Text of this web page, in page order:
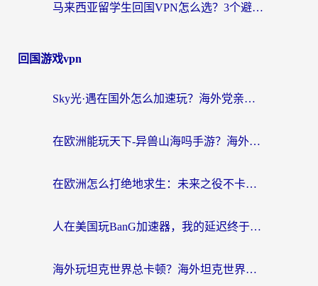
马来西亚留学生回国VPN怎么选？3个避坑点+1款实测好用的加速器推荐
回国游戏vpn
Sky光·遇在国外怎么加速玩？海外党亲测有效的国服游戏加速指南
在欧洲能玩天下-异兽山海吗手游？海外玩家的加速器生存指南
在欧洲怎么打绝地求生：未来之役不卡？留学生亲测的加速器避坑指南
人在美国玩BanG加速器，我的延迟终于绿了
海外玩坦克世界总卡顿？海外坦克世界加速器有哪些？实测好用的选择在这里